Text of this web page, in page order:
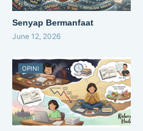
Senyap Bermanfaat
June 12, 2026
OPINI